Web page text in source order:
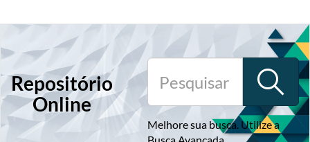
Repositório
Online
Melhore sua busca. Utilize a